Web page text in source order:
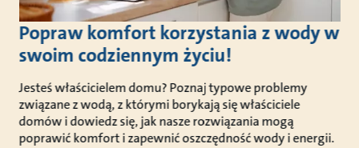
Popraw komfort korzystania z wody w
swoim codziennym życiu!
Jesteś właścicielem domu? Poznaj typowe problemy
związane z wodą, z którymi borykają się właściciele
domów i dowiedz się, jak nasze rozwiązania mogą
poprawić komfort i zapewnić oszczędność wody i energii.